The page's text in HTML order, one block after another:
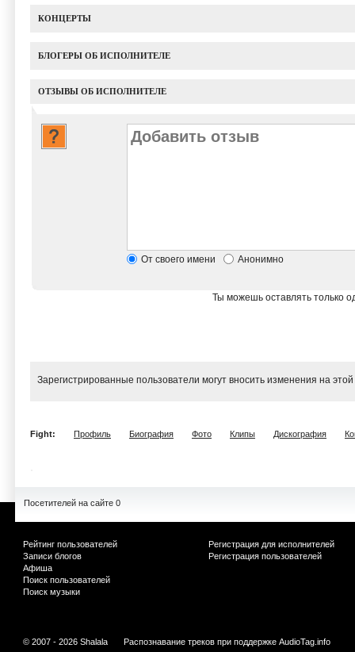
КОНЦЕРТЫ
БЛОГЕРЫ ОБ ИСПОЛНИТЕЛЕ
ОТЗЫВЫ ОБ ИСПОЛНИТЕЛЕ
От своего имени Анонимно
Ты можешь оставлять только
Зарегистрированные пользователи могут вносить изменения на
Fight: Профиль Биография Фото Клипы Дискография
Посетителей на сайте 0
Рейтинг пользователей
Записи блогов
Афиша
Поиск пользователей
Поиск музыки
Регистрация для исполнителей
Регистрация пользователей
© 2007 - 2026 Shalala Распознавание треков при поддержке AudioTag.info